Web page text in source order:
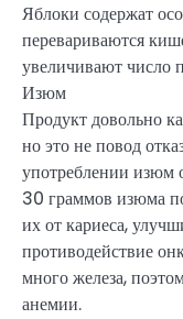
Яблоки содержат
перевариваются
увеличивают число
Изюм
Продукт довольно
но это не повод
употреблении изюм
30 граммов изюма
их от кариеса,
противодействие
много железа,
анемии.